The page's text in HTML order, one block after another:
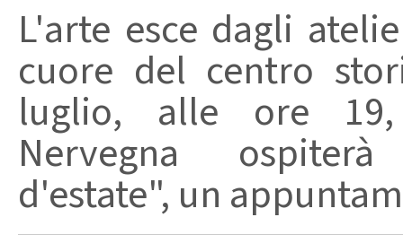
L'arte esce dagli
cuore del centro
luglio, alle ore 19,
Nervegna
d'estate", un